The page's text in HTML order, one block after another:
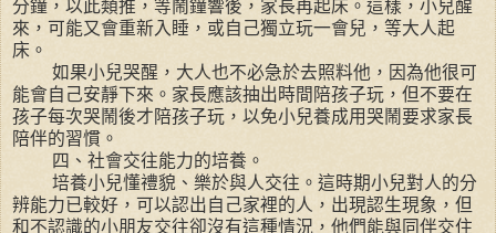
分鐘，以此類推，等鬧鐘響後，家長再起床。這樣，小兒醒
來，可能又會重新入睡，或自己獨立玩一會兒，等大人起
床。
如果小兒哭醒，大人也不必急於去照料他，因為他很可
能會自己安靜下來。家長應該抽出時間陪孩子玩，但不要在
孩子每次哭鬧後才陪孩子玩，以免小兒養成用哭鬧要求家長
陪伴的習慣。
四、社會交往能力的培養。
培養小兒懂禮貌、樂於與人交往。這時期小兒對人的分
辨能力已較好，可以認出自己家裡的人，出現認生現象，但
和不認識的小朋友交往卻沒有這種情況，他們能與同伴交住